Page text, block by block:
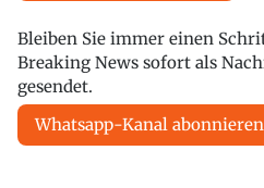
Bleiben Sie immer einen
Breaking News sofort als
gesendet.
Whatsapp-Kanal abonnieren